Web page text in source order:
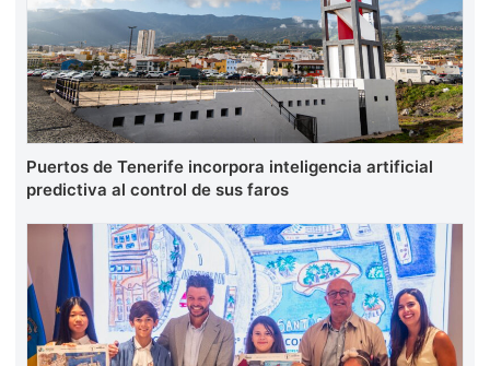
Puertos de Tenerife incorpora inteligencia artificial
predictiva al control de sus faros